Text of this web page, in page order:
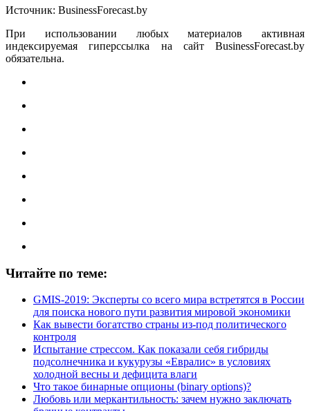
Источник: BusinessForecast.by
При использовании любых материалов активная
индексируемая гиперссылка на сайт BusinessForecast.by
обязательна.
Читайте по теме:
GMIS-2019: Эксперты со всего мира встретятся в России
для поиска нового пути развития мировой экономики
Как вывести богатство страны из-под политического
контроля
Испытание стрессом. Как показали себя гибриды
подсолнечника и кукурузы «Евралис» в условиях
холодной весны и дефицита влаги
Что такое бинарные опционы (binary options)?
Любовь или меркантильность: зачем нужно заключать